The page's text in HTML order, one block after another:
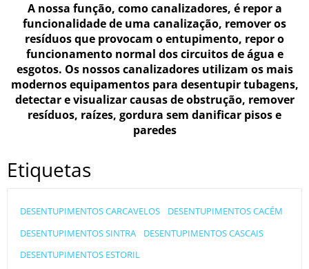
A nossa função, como canalizadores, é repor a
funcionalidade de uma canalização, remover os
resíduos que provocam o entupimento, repor o
funcionamento normal dos circuitos de água e
esgotos. Os nossos canalizadores utilizam os mais
modernos equipamentos para desentupir tubagens,
detectar e visualizar causas de obstrução, remover
resíduos, raízes, gordura sem danificar pisos e
paredes
Etiquetas
DESENTUPIMENTOS CARCAVELOS
DESENTUPIMENTOS CACÉM
DESENTUPIMENTOS SINTRA
DESENTUPIMENTOS CASCAIS
DESENTUPIMENTOS ESTORIL